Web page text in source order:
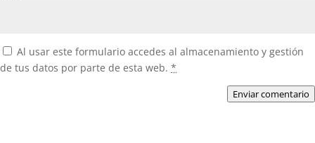
Al usar este formulario accedes al almacenamiento y gestión
de tus datos por parte de esta web. *
Enviar comentario